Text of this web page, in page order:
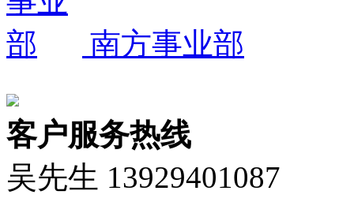
南方事业部
客户服务热线
吴先生 13929401087